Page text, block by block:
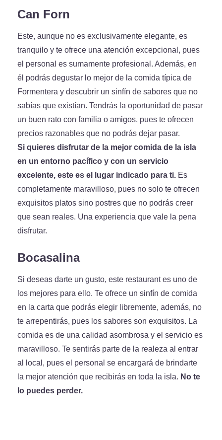
Can Forn
Este, aunque no es exclusivamente elegante, es
tranquilo y te ofrece una atención excepcional, pues
el personal es sumamente profesional. Además, en
él podrás degustar lo mejor de la comida típica de
Formentera y descubrir un sinfín de sabores que no
sabías que existían. Tendrás la oportunidad de pasar
un buen rato con familia o amigos, pues te ofrecen
precios razonables que no podrás dejar pasar.
Si quieres disfrutar de la mejor comida de la isla
en un entorno pacífico y con un servicio
excelente, este es el lugar indicado para ti. Es
completamente maravilloso, pues no solo te ofrecen
exquisitos platos sino postres que no podrás creer
que sean reales. Una experiencia que vale la pena
disfrutar.
Bocasalina
Si deseas darte un gusto, este restaurant es uno de
los mejores para ello. Te ofrece un sinfín de comida
en la carta que podrás elegir libremente, además, no
te arrepentirás, pues los sabores son exquisitos. La
comida es de una calidad asombrosa y el servicio es
maravilloso. Te sentirás parte de la realeza al entrar
al local, pues el personal se encargará de brindarte
la mejor atención que recibirás en toda la isla. No te
lo puedes perder.